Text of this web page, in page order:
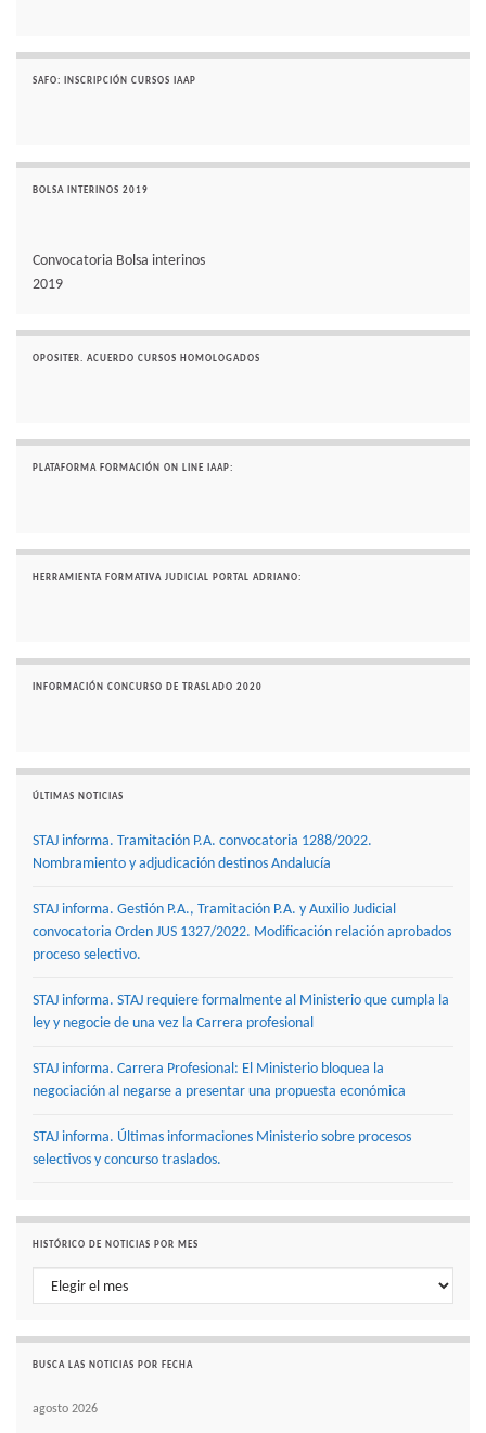
SAFO: INSCRIPCIÓN CURSOS IAAP
BOLSA INTERINOS 2019
Convocatoria Bolsa interinos
2019
OPOSITER. ACUERDO CURSOS HOMOLOGADOS
PLATAFORMA FORMACIÓN ON LINE IAAP:
HERRAMIENTA FORMATIVA JUDICIAL PORTAL ADRIANO:
INFORMACIÓN CONCURSO DE TRASLADO 2020
ÚLTIMAS NOTICIAS
STAJ informa. Tramitación P.A. convocatoria 1288/2022.
Nombramiento y adjudicación destinos Andalucía
STAJ informa. Gestión P.A., Tramitación P.A. y Auxilio Judicial
convocatoria Orden JUS 1327/2022. Modificación relación aprobados
proceso selectivo.
STAJ informa. STAJ requiere formalmente al Ministerio que cumpla la
ley y negocie de una vez la Carrera profesional
STAJ informa. Carrera Profesional: El Ministerio bloquea la
negociación al negarse a presentar una propuesta económica
STAJ informa. Últimas informaciones Ministerio sobre procesos
selectivos y concurso traslados.
HISTÓRICO DE NOTICIAS POR MES
Histórico de noticias por mes
BUSCA LAS NOTICIAS POR FECHA
agosto 2026